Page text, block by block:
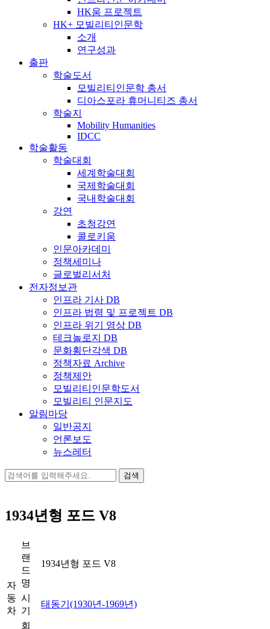
HK움 프로젝트
HK+ 모빌리티인문학
소개
연구성과
출판
학술도서
모빌리티인문학 총서
디아스포라 휴머니티즈 총서
학술지
Mobility Humanities
IDCC
학술활동
학술대회
세계학술대회
국제학술대회
국내학술대회
강연
초청강연
콜로키움
인문아카데미
정책세미나
글로벌리서처
전자정보관
인프라 기사 DB
인프라 법령 및 프로젝트 DB
인프라 위기 영상 DB
테크놀로지 DB
문화횡단각색 DB
정책자료 Archive
정책제안
모빌리티인문학도서
모빌리티 인문지도
알림마당
일반공지
언론보도
뉴스레터
검
1934년형 포드 V8
자
동
차
브
랜
드
명
1934년형 포드 V8
시
기
태동기(1930년-1969년)
회